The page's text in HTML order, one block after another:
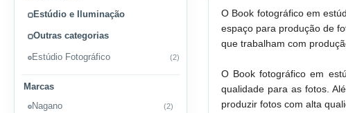
Estúdio e Iluminação
Outras categorias
Estúdio Fotográfico (2)
Marcas
Nagano
(2)
O Book fotográfico em
espaço para produção de
que trabalham com
O Book fotográfico em
qualidade para as fotos.
produzir fotos com alta